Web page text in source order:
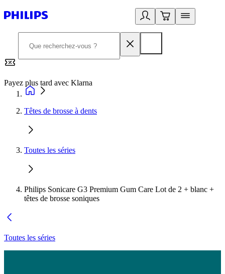
Payez plus tard avec Klarna
Têtes de brosse à dents
Toutes les séries
Philips Sonicare G3 Premium Gum Care Lot de 2 + blanc +
têtes de brosse soniques
Toutes les séries